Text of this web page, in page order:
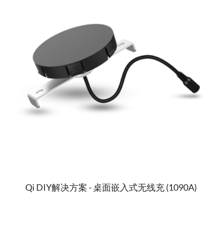
Qi DIY解决方案 - 桌面嵌入式无线充 (1090A)